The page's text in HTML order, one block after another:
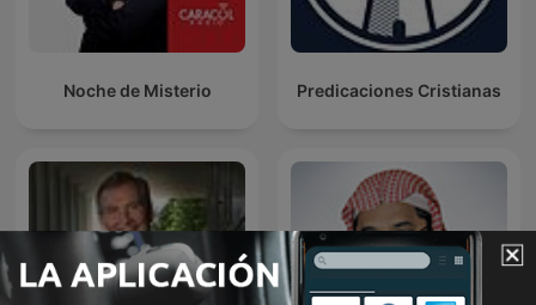
Noche de Misterio Predicaciones Cristianas